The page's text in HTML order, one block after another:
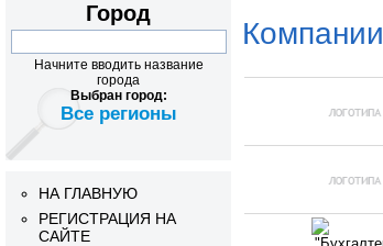
Компании
Город
Начните вводить название
города
Выбран город:
Все регионы
НА ГЛАВНУЮ
РЕГИСТРАЦИЯ НА
САЙТЕ